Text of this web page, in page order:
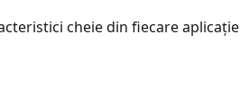
cheie din fiecare